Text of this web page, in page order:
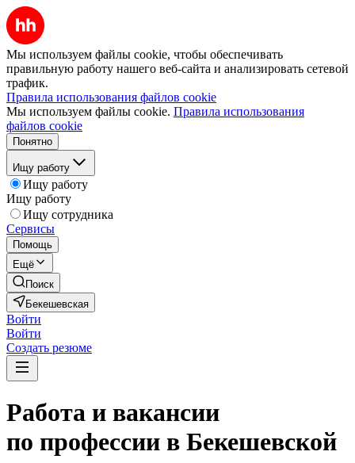
Мы используем файлы cookie, чтобы обеспечивать
правильную работу нашего веб-сайта и анализировать сетевой
трафик.
Правила использования файлов cookie
Мы используем файлы cookie. Правила использования
файлов cookie
Понятно
Ищу работу
Ищу работу
Ищу работу
Ищу сотрудника
Сервисы
Помощь
Ещё
Поиск
Бекешевская
Войти
Войти
Создать резюме
Работа и вакансии
по профессии в Бекешевской